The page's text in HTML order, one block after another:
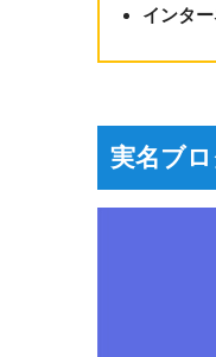
インタ
実名ブ